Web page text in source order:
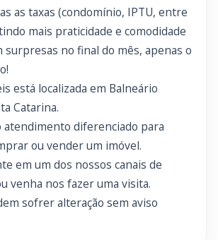
as taxas (condomínio, IPTU, entre
mais praticidade e comodidade
surpresas no final do mês, apenas o
está localizada em Balneário
Catarina.
atendimento diferenciado para
ou vender um imóvel.
em um dos nossos canais de
venha nos fazer uma visita.
sofrer alteração sem aviso